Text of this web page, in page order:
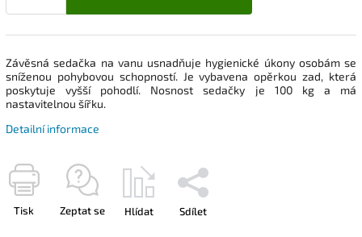
Závěsná sedačka na vanu usnadňuje hygienické úkony osobám se
sníženou pohybovou schopností. Je vybavena opěrkou zad, která
poskytuje vyšší pohodlí. Nosnost sedačky je 100 kg a má
nastavitelnou šířku.
Detailní informace
Tisk Zeptat se Hlídat Sdílet